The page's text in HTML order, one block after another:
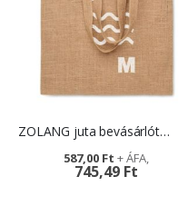
ZOLANG juta bevásárlótáska - céges ajándék
745,49 Ft
587,00 Ft